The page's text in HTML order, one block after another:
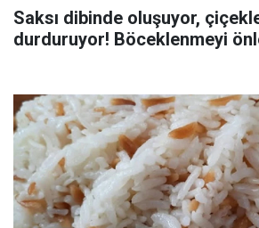
Saksı dibinde oluşuyor,
durduruyor! Böceklenmeyi